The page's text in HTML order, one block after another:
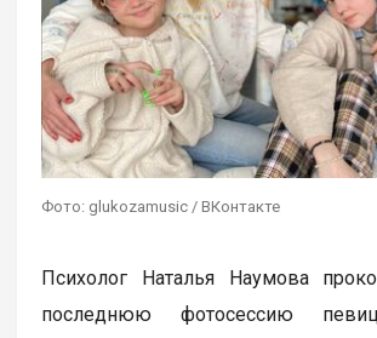
Фото: glukozamusic / ВКонтакте
Психолог Наталья Наумова
последнюю фотосессию